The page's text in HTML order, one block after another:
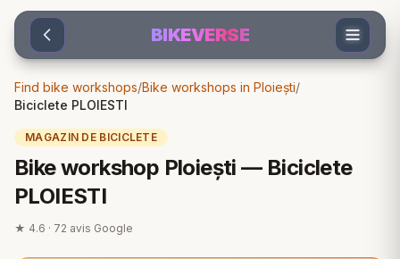
Sari la conținut
BIKEVERSE
Find bike workshops/Bike workshops in Ploiești/
Biciclete PLOIESTI
MAGAZIN DE BICICLETE
Bike workshop Ploiești — Biciclete
PLOIESTI
★ 4.6 · 72 avis Google